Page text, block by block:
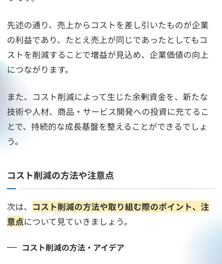
先述の通り、売上からコストを差し引いたものが企業
の利益であり、たとえ売上が同じであったとしてもコ
ストを削減することで増益が見込め、企業価値の向上
につながります。
また、コスト削減によって生じた余剰資金を、新たな
技術や人材、商品・サービス開発への投資に充てるこ
とで、持続的な成長基盤を整えることができるでしょ
う。
コスト削減の方法や注意点
次は、 コスト削減の方法や取り組む際のポイント、注
意点について見ていきましょう。
コスト削減の方法・アイデア